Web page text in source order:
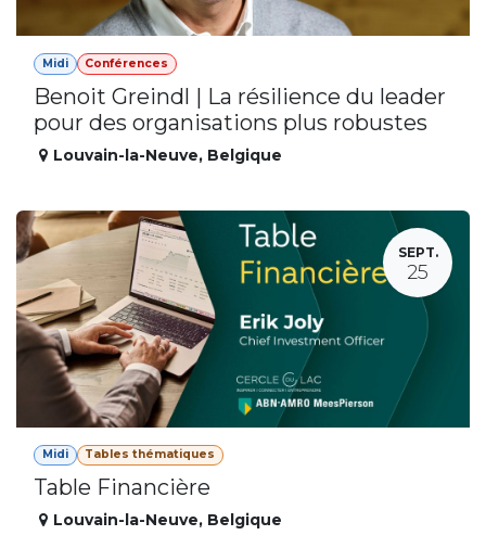
Midi Conférences
Benoit Greindl | La résilience du leader
pour des organisations plus robustes
Louvain-la-Neuve, Belgique
SEPT.
25
Midi Tables thématiques
Table Financière
Louvain-la-Neuve, Belgique